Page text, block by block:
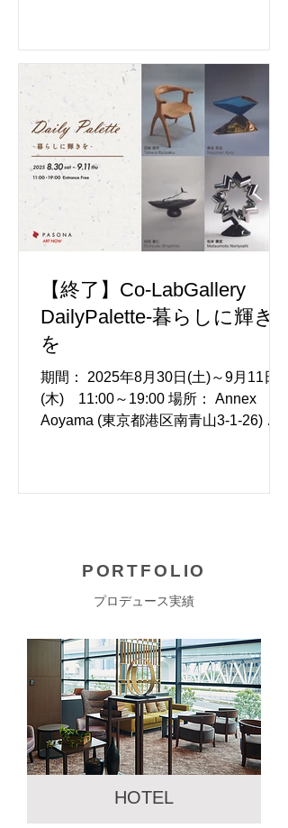
アーティスト」イザベラ・マンデッリ
氏の作品を展示・販売 アーティスト：
イザベラ・マンデッリ ＜Co-
LabGallery 「バラバブルズと見つける
『だいじょうぶ』の世界～まちがいな
んてないよ、心がふんわり軽くなるア
ート展～」 展覧会詳細はこちらから
https://prtimes.jp/main/html/rd/p/000002
【終了】Co-LabGallery
DailyPalette-暮らしに輝き
を
期間： 2025年8月30日(土)～9月11日
(木) 11:00～19:00 場所： Annex
Aoyama (東京都港区南青山3-1-26)
治、松田重仁、松本憲宜 ＜Co-
LabGallery DailyPalette-暮らしに輝き
https://prtimes.jp/main/html/rd/p/000002
046.000016751.html
PORTFOLIO
プロデュース実績
ボタン
HOTEL